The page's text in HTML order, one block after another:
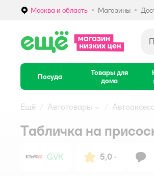
Выбор адреса доставки.
Москва и область Магазины
Посуда
Товары для
дома
Ещё Автотовары
Табличка на
GVK 5,0 ·